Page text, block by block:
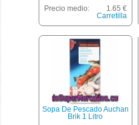
Precio medio:
1.65 €
Carretilla
Sopa De Pescado Auchan
Brik 1 Litro